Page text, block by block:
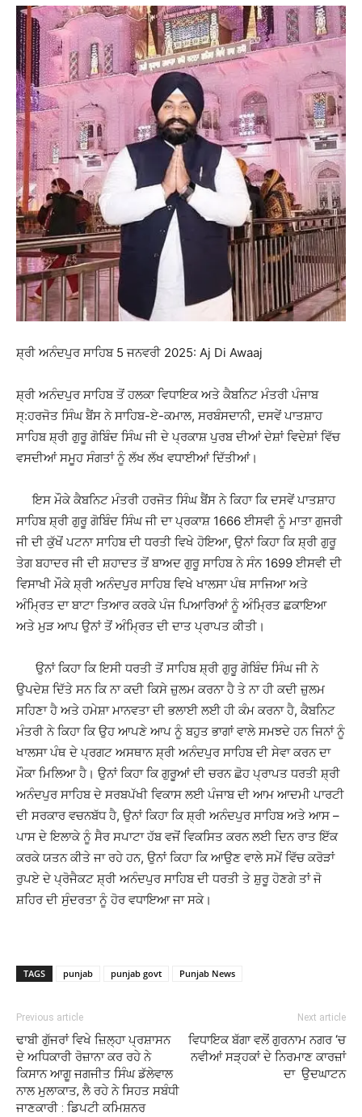
ਸ਼੍ਰੀ ਅਨੰਦਪੁਰ ਸਾਹਿਬ 5 ਜਨਵਰੀ 2025: Aj Di Awaaj
ਸ਼੍ਰੀ ਅਨੰਦਪੁਰ ਸਾਹਿਬ ਤੋਂ ਹਲਕਾ ਵਿਧਾਇਕ ਅਤੇ ਕੈਬਨਿਟ ਮੰਤਰੀ ਪੰਜਾਬ
ਸ੍:ਹਰਜੋਤ ਸਿੰਘ ਬੈਂਸ ਨੇ ਸਾਹਿਬ-ਏ-ਕਮਾਲ, ਸਰਬੰਸਦਾਨੀ, ਦਸਵੇਂ ਪਾਤਸ਼ਾਹ
ਸਾਹਿਬ ਸ਼੍ਰੀ ਗੁਰੂ ਗੋਬਿੰਦ ਸਿੰਘ ਜੀ ਦੇ ਪ੍ਰਕਾਸ਼ ਪੁਰਬ ਦੀਆਂ ਦੇਸ਼ਾਂ ਵਿਦੇਸ਼ਾਂ ਵਿੱਚ
ਵਸਦੀਆਂ ਸਮੂਹ ਸੰਗਤਾਂ ਨੂੰ ਲੱਖ ਲੱਖ ਵਧਾਈਆਂ ਦਿੱਤੀਆਂ।
ਇਸ ਮੌਕੇ ਕੈਬਨਿਟ ਮੰਤਰੀ ਹਰਜੋਤ ਸਿੰਘ ਬੈਂਸ ਨੇ ਕਿਹਾ ਕਿ ਦਸਵੇਂ ਪਾਤਸ਼ਾਹ
ਸਾਹਿਬ ਸ਼੍ਰੀ ਗੁਰੂ ਗੋਬਿੰਦ ਸਿੰਘ ਜੀ ਦਾ ਪ੍ਰਕਾਸ਼ 1666 ਈਸਵੀ ਨੂੰ ਮਾਤਾ ਗੁਜਰੀ
ਜੀ ਦੀ ਕੁੱਖੋਂ ਪਟਨਾ ਸਾਹਿਬ ਦੀ ਧਰਤੀ ਵਿਖੇ ਹੋਇਆ, ਉਨਾਂ ਕਿਹਾ ਕਿ ਸ਼੍ਰੀ ਗੁਰੂ
ਤੇਗ ਬਹਾਦਰ ਜੀ ਦੀ ਸ਼ਹਾਦਤ ਤੋਂ ਬਾਅਦ ਗੁਰੂ ਸਾਹਿਬ ਨੇ ਸੰਨ 1699 ਈਸਵੀ ਦੀ
ਵਿਸਾਖੀ ਮੌਕੇ ਸ਼੍ਰੀ ਅਨੰਦਪੁਰ ਸਾਹਿਬ ਵਿਖੇ ਖਾਲਸਾ ਪੰਥ ਸਾਜਿਆ ਅਤੇ
ਅੰਮ੍ਰਿਤ ਦਾ ਬਾਟਾ ਤਿਆਰ ਕਰਕੇ ਪੰਜ ਪਿਆਰਿਆਂ ਨੂੰ ਅੰਮ੍ਰਿਤ ਛਕਾਇਆ
ਅਤੇ ਮੁੜ ਆਪ ਉਨਾਂ ਤੋਂ ਅੰਮ੍ਰਿਤ ਦੀ ਦਾਤ ਪ੍ਰਾਪਤ ਕੀਤੀ।
ਉਨਾਂ ਕਿਹਾ ਕਿ ਇਸੀ ਧਰਤੀ ਤੋਂ ਸਾਹਿਬ ਸ਼੍ਰੀ ਗੁਰੂ ਗੋਬਿੰਦ ਸਿੰਘ ਜੀ ਨੇ
ਉਪਦੇਸ਼ ਦਿੱਤੇ ਸਨ ਕਿ ਨਾ ਕਦੀ ਕਿਸੇ ਜ਼ੁਲਮ ਕਰਨਾ ਹੈ ਤੇ ਨਾ ਹੀ ਕਦੀ ਜ਼ੁਲਮ
ਸਹਿਣਾ ਹੈ ਅਤੇ ਹਮੇਸ਼ਾ ਮਾਨਵਤਾ ਦੀ ਭਲਾਈ ਲਈ ਹੀ ਕੰਮ ਕਰਨਾ ਹੈ, ਕੈਬਨਿਟ
ਮੰਤਰੀ ਨੇ ਕਿਹਾ ਕਿ ਉਹ ਆਪਣੇ ਆਪ ਨੂੰ ਬਹੁਤ ਭਾਗਾਂ ਵਾਲੇ ਸਮਝਦੇ ਹਨ ਜਿਨਾਂ ਨੂੰ
ਖਾਲਸਾ ਪੰਥ ਦੇ ਪ੍ਰਗਟ ਅਸਥਾਨ ਸ਼੍ਰੀ ਅਨੰਦਪੁਰ ਸਾਹਿਬ ਦੀ ਸੇਵਾ ਕਰਨ ਦਾ
ਮੌਕਾ ਮਿਲਿਆ ਹੈ। ਉਨਾਂ ਕਿਹਾ ਕਿ ਗੁਰੂਆਂ ਦੀ ਚਰਨ ਛੋਹ ਪ੍ਰਾਪਤ ਧਰਤੀ ਸ਼੍ਰੀ
ਅਨੰਦਪੁਰ ਸਾਹਿਬ ਦੇ ਸਰਬਪੱਖੀ ਵਿਕਾਸ ਲਈ ਪੰਜਾਬ ਦੀ ਆਮ ਆਦਮੀ ਪਾਰਟੀ
ਦੀ ਸਰਕਾਰ ਵਚਨਬੱਧ ਹੈ, ਉਨਾਂ ਕਿਹਾ ਕਿ ਸ਼੍ਰੀ ਅਨੰਦਪੁਰ ਸਾਹਿਬ ਅਤੇ ਆਸ –
ਪਾਸ ਦੇ ਇਲਾਕੇ ਨੂੰ ਸੈਰ ਸਪਾਟਾ ਹੱਬ ਵਜੋਂ ਵਿਕਸਿਤ ਕਰਨ ਲਈ ਦਿਨ ਰਾਤ ਇੱਕ
ਕਰਕੇ ਯਤਨ ਕੀਤੇ ਜਾ ਰਹੇ ਹਨ, ਉਨਾਂ ਕਿਹਾ ਕਿ ਆਉਣ ਵਾਲੇ ਸਮੇਂ ਵਿੱਚ ਕਰੋੜਾਂ
ਰੁਪਏ ਦੇ ਪ੍ਰੋਜੈਕਟ ਸ਼੍ਰੀ ਅਨੰਦਪੁਰ ਸਾਹਿਬ ਦੀ ਧਰਤੀ ਤੇ ਸ਼ੁਰੂ ਹੋਣਗੇ ਤਾਂ ਜੋ
ਸ਼ਹਿਰ ਦੀ ਸੁੰਦਰਤਾ ਨੂੰ ਹੋਰ ਵਧਾਇਆ ਜਾ ਸਕੇ।
TAGS punjab punjab govt Punjab News
Previous article
ਢਾਬੀ ਗੁੱਜਰਾਂ ਵਿਖੇ ਜ਼ਿਲ੍ਹਾ ਪ੍ਰਸ਼ਾਸਨ
ਦੇ ਅਧਿਕਾਰੀ ਰੋਜ਼ਾਨਾ ਕਰ ਰਹੇ ਨੇ
ਕਿਸਾਨ ਆਗੂ ਜਗਜੀਤ ਸਿੰਘ ਡੱਲੇਵਾਲ
ਨਾਲ ਮੁਲਾਕਾਤ, ਲੈ ਰਹੇ ਨੇ ਸਿਹਤ ਸਬੰਧੀ
ਜਾਣਕਾਰੀ : ਡਿਪਟੀ ਕਮਿਸ਼ਨਰ
Next article
ਵਿਧਾਇਕ ਬੱਗਾ ਵਲੋਂ ਗੁਰਨਾਮ ਨਗਰ ‘ਚ
ਨਵੀਆਂ ਸੜ੍ਹਕਾਂ ਦੇ ਨਿਰਮਾਣ ਕਾਰਜ਼ਾਂ
ਦਾ ਉਦਘਾਟਨ